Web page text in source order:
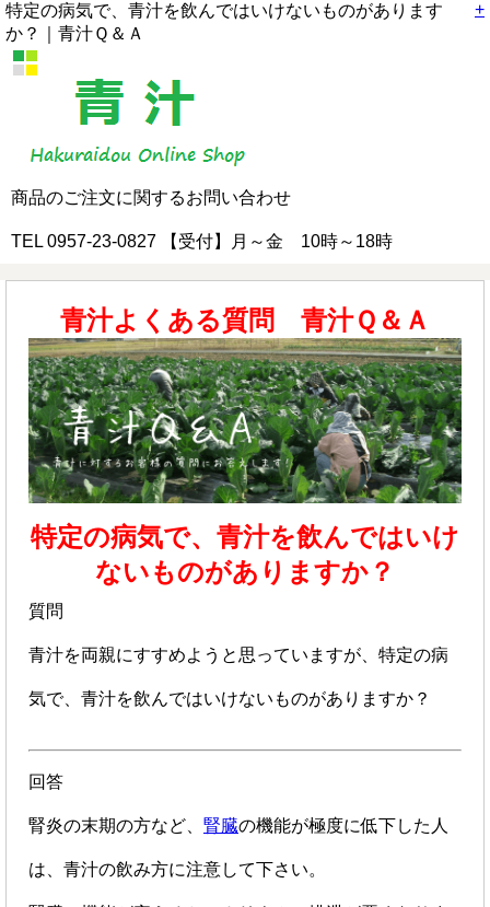
+
特定の病気で、青汁を飲んではいけないものがあります
か？｜青汁Ｑ＆Ａ
商品のご注文に関するお問い合わせ
TEL 0957-23-0827 【受付】月～金 10時～18時
青汁よくある質問 青汁Ｑ＆Ａ
特定の病気で、青汁を飲んではいけ
ないものがありますか？
質問
青汁を両親にすすめようと思っていますが、特定の病
気で、青汁を飲んではいけないものがありますか？
回答
腎炎の末期の方など、 腎臓の機能が極度に低下した人
は、青汁の飲み方に注意して下さい。